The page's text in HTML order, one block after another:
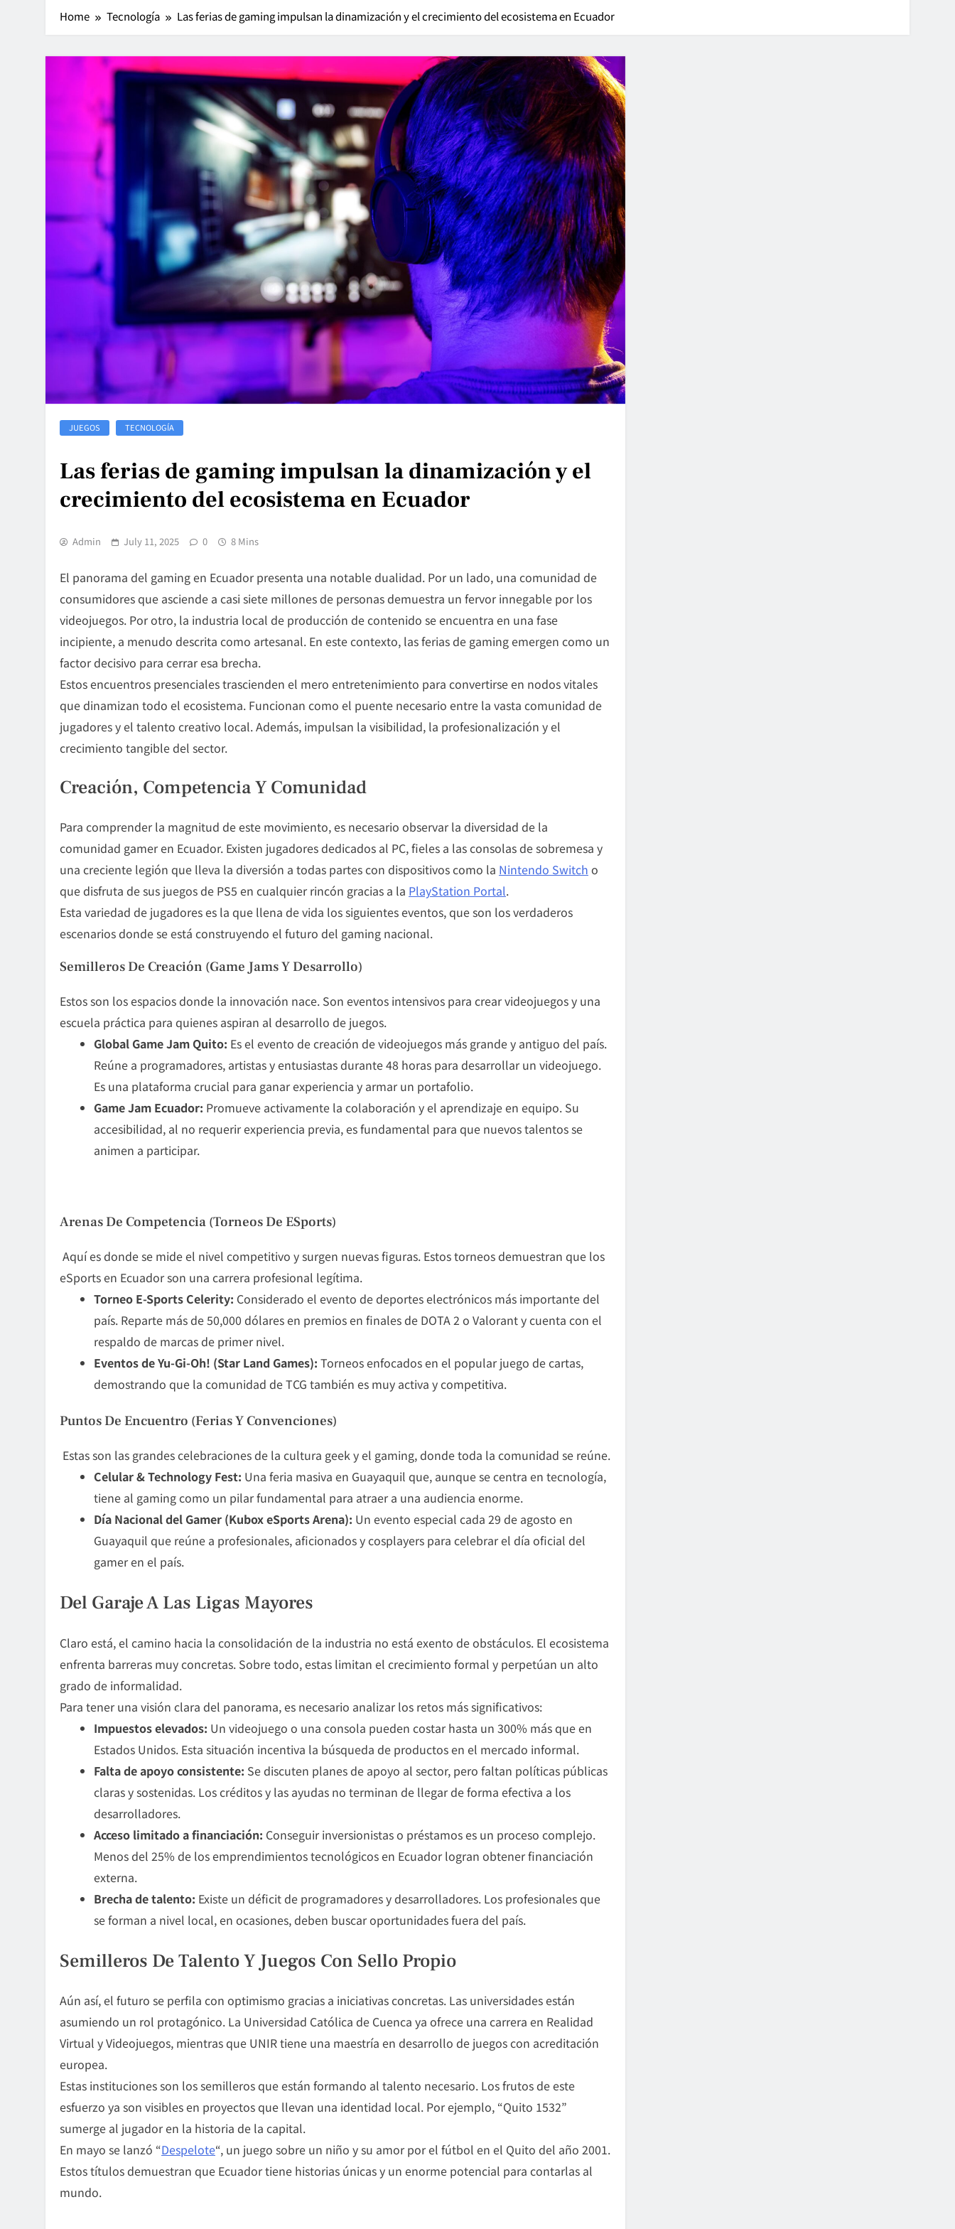
Home Tecnología Las ferias de gaming impulsan la dinamización y el crecimiento del ecosistema en Ecuador
JUEGOS TECNOLOGÍA
Las ferias de gaming impulsan la dinamización y el
crecimiento del ecosistema en Ecuador
Admin July 11, 2025 0 8 Mins
El panorama del gaming en Ecuadorpresenta una notable dualidad. Por un lado, una comunidad de
consumidores que asciende a casi siete millones de personas demuestra un fervor innegable por los
videojuegos. Por otro, la industria local de producción de contenido se encuentra en una fase
incipiente, a menudo descrita como artesanal. En este contexto, lasferias de gamingemergen como un
factor decisivo para cerrar esa brecha.
Estos encuentros presenciales trascienden el mero entretenimiento para convertirse en nodos vitales
que dinamizan todo el ecosistema. Funcionan como el puente necesario entre la vasta comunidad de
jugadores y el talento creativo local. Además, impulsan la visibilidad, la profesionalización y el
crecimiento tangible del sector.
Creación, Competencia Y Comunidad
Para comprender la magnitud de este movimiento, es necesario observar la diversidad de la
comunidad gamer en Ecuador. Existen jugadores dedicados al PC, fieles a las consolas de sobremesa y
una creciente legión que lleva la diversión a todas partes con dispositivos como la Nintendo Switch o
que disfruta de sus juegos de PS5 en cualquier rincón gracias a la PlayStation Portal.
Esta variedad de jugadores es la que llena de vida los siguientes eventos, que son los verdaderos
escenarios donde se está construyendo el futuro del gaming nacional.
Semilleros De Creación (Game Jams Y Desarrollo)
Estos son los espacios donde la innovación nace. Son eventos intensivos para crear videojuegos y una
escuela práctica para quienes aspiran al desarrollo de juegos.
Global Game Jam Quito: Es el evento de creación de videojuegos más grande y antiguo del país.
Reúne a programadores, artistas y entusiastas durante 48 horas para desarrollar un videojuego.
Es una plataforma crucial para ganar experiencia y armar un portafolio.
Game Jam Ecuador: Promueve activamente la colaboración y el aprendizaje en equipo. Su
accesibilidad, al no requerir experiencia previa, es fundamental para que nuevos talentos se
animen a participar.
Arenas De Competencia (Torneos De ESports)
Aquí es donde se mide el nivel competitivo y surgen nuevas figuras. Estos torneos demuestran que los
eSports en Ecuador son una carrera profesional legítima.
Torneo E-Sports Celerity: Considerado el evento de deportes electrónicos más importante del
país. Reparte más de 50,000 dólares en premios en finales de DOTA 2 o Valorant y cuenta con el
respaldo de marcas de primer nivel.
Eventos de Yu-Gi-Oh! (Star Land Games): Torneos enfocados en el popular juego de cartas,
demostrando que la comunidad de TCG también es muy activa y competitiva.
Puntos De Encuentro (Ferias Y Convenciones)
Estas son las grandes celebraciones de la cultura geek y el gaming, donde toda la comunidad se reúne.
Celular & Technology Fest: Una feria masiva en Guayaquil que, aunque se centra en tecnología,
tiene al gaming como un pilar fundamental para atraer a una audiencia enorme.
Día Nacional del Gamer (Kubox eSports Arena): Un evento especial cada 29 de agosto en
Guayaquil que reúne a profesionales, aficionados y cosplayers para celebrar el día oficial del
gamer en el país.
Del Garaje A Las Ligas Mayores
Claro está, el camino hacia la consolidación de la industria no está exento de obstáculos. El ecosistema
enfrenta barreras muy concretas. Sobre todo, estas limitan el crecimiento formal y perpetúan un alto
grado de informalidad.
Para tener una visión clara del panorama, es necesario analizar los retos más significativos:
Impuestos elevados: Un videojuego o una consola pueden costar hasta un 300% más que en
Estados Unidos. Esta situación incentiva la búsqueda de productos en el mercado informal.
Falta de apoyo consistente: Se discuten planes de apoyo al sector, pero faltan políticas públicas
claras y sostenidas. Los créditos y las ayudas no terminan de llegar de forma efectiva a los
desarrolladores.
Acceso limitado a financiación: Conseguir inversionistas o préstamos es un proceso complejo.
Menos del 25% de los emprendimientos tecnológicos en Ecuador logran obtener financiación
externa.
Brecha de talento: Existe un déficit de programadores y desarrolladores. Los profesionales que
se forman a nivel local, en ocasiones, deben buscar oportunidades fuera del país.
Semilleros De Talento Y Juegos Con Sello Propio
Aún así, el futuro se perfila con optimismo gracias a iniciativas concretas. Las universidades están
asumiendo un rol protagónico. La Universidad Católica de Cuenca ya ofrece una carrera en Realidad
Virtual y Videojuegos, mientras que UNIR tiene una maestría en desarrollo de juegoscon acreditación
europea.
Estas instituciones son los semilleros que están formando al talento necesario. Los frutos de este
esfuerzo ya son visibles en proyectos que llevan una identidad local. Por ejemplo, “Quito 1532”
sumerge al jugador en la historia de la capital.
En mayo se lanzó “Despelote“, un juego sobre un niño y su amor por el fútbol en el Quito del año 2001.
Estos títulos demuestran que Ecuador tiene historias únicas y un enorme potencial para contarlas al
mundo.